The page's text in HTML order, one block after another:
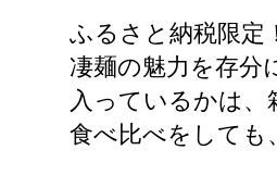
ふるさと納税限定
凄麺の魅力を存分
入っているかは、
食べ比べをしても